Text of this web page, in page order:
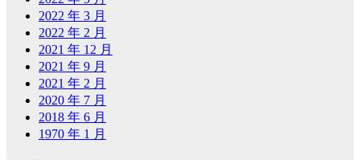
2022 年 3 月
2022 年 2 月
2021 年 12 月
2021 年 9 月
2021 年 2 月
2020 年 7 月
2018 年 6 月
1970 年 1 月